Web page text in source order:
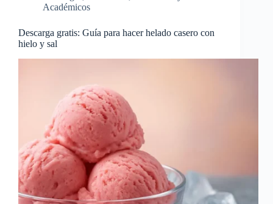
Académicos
Descarga gratis: Guía para hacer helado casero con
hielo y sal